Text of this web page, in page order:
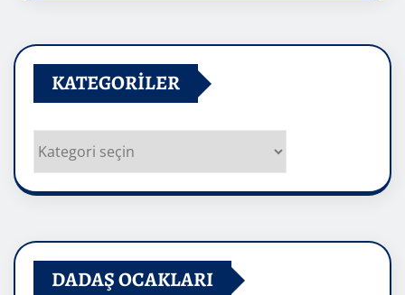
KATEGORILER
Kategoriler
DADAŞ OCAKLARI